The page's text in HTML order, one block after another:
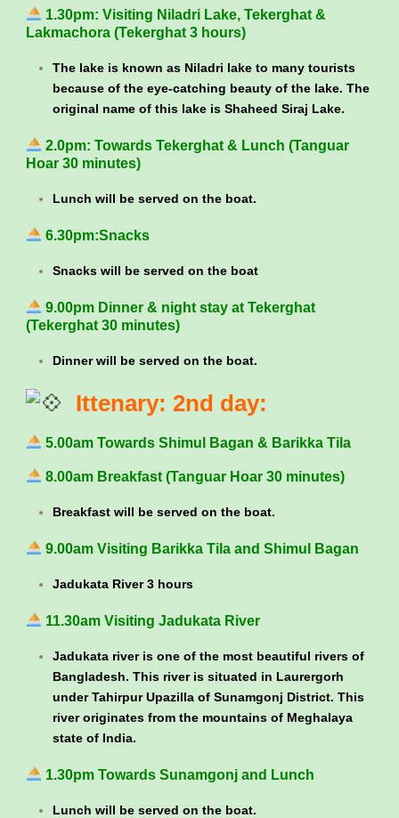
1.30pm: Visiting Niladri Lake, Tekerghat &
Lakmachora (Tekerghat 3 hours)
The lake is known as Niladri lake to many tourists
because of the eye-catching beauty of the lake. The
original name of this lake is Shaheed Siraj Lake.
2.0pm: Towards Tekerghat & Lunch (Tanguar
Hoar 30 minutes)
Lunch will be served on the boat.
6.30pm:Snacks
Snacks will be served on the boat
9.00pm Dinner & night stay at Tekerghat
(Tekerghat 30 minutes)
Dinner will be served on the boat.
Ittenary: 2nd day:
5.00am Towards Shimul Bagan & Barikka Tila
8.00am Breakfast (Tanguar Hoar 30 minutes)
Breakfast will be served on the boat.
9.00am Visiting Barikka Tila and Shimul Bagan
Jadukata River 3 hours
11.30am Visiting Jadukata River
Jadukata river is one of the most beautiful rivers of
Bangladesh. This river is situated in Laurergorh
under Tahirpur Upazilla of Sunamgonj District. This
river originates from the mountains of Meghalaya
state of India.
1.30pm Towards Sunamgonj and Lunch
Lunch will be served on the boat.